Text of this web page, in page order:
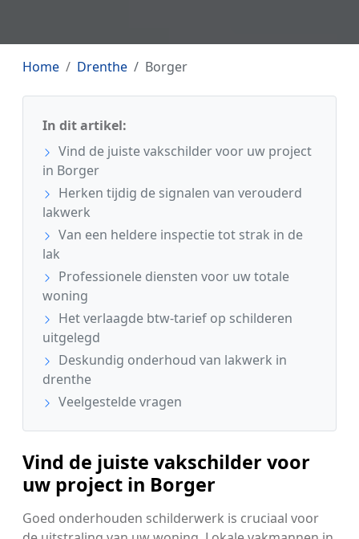
Home Drenthe Borger
In dit artikel:
Vind de juiste vakschilder voor uw project
in Borger
Herken tijdig de signalen van verouderd
lakwerk
Van een heldere inspectie tot strak in de
lak
Professionele diensten voor uw totale
woning
Het verlaagde btw-tarief op schilderen
uitgelegd
Deskundig onderhoud van lakwerk in
drenthe
Veelgestelde vragen
Vind de juiste vakschilder voor
uw project in Borger
Goed onderhouden schilderwerk is cruciaal voor